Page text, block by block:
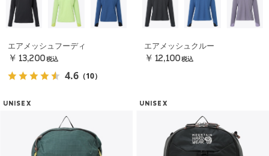
エアメッシュフーディ
￥13,200 税込
4.6 （10）
エアメッシュクルー
￥12,100 税込
UNISEX UNISEX